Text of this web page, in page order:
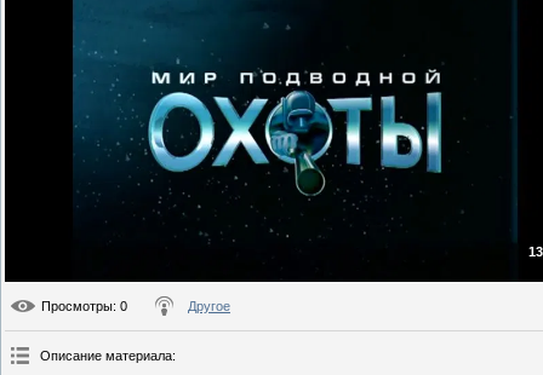
Просмотры: 0 Другое
Описание материала: